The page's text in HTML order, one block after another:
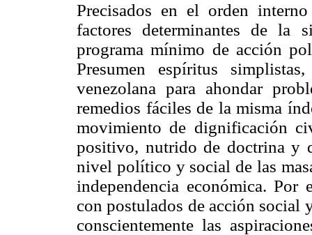
Precisados en el orden
factores determinantes de la
programa mínimo de acción
Presumen espíritus
venezolana para ahondar
remedios fáciles de la misma
movimiento de dignificación
positivo, nutrido de doctrina y
nivel político y social de las
independencia económica. Por
con postulados de acción social
conscientemente las